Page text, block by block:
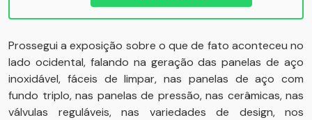
Prossegui a exposição sobre o que de fato aconteceu no
lado ocidental, falando na geração das panelas de aço
inoxidável, fáceis de limpar, nas panelas de aço com
fundo triplo, nas panelas de pressão, nas cerâmicas, nas
válvulas reguláveis, nas variedades de design, nos